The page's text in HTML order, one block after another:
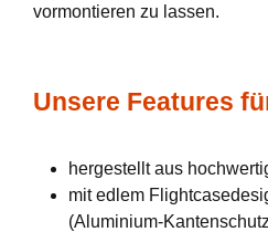
vormontieren zu lassen.
Unsere Features
hergestellt aus
mit edlem
(Aluminium-